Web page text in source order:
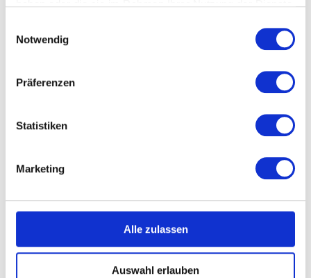
Notwendig
Präferenzen
Statistiken
Marketing
Alle zulassen
Auswahl erlauben
schönes Wort, ohne Umsetzung.
Beziehung, reine Kontrolle und Härte ohne
Anpassung, Absicherung und inneren
Aber das Gegenteil funktioniert genauso
Freundliche Führung ohne klare Erwartungen,
ohne Grenzen und ohne Konsequenz klingt